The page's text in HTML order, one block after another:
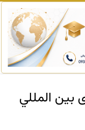
بين المللي